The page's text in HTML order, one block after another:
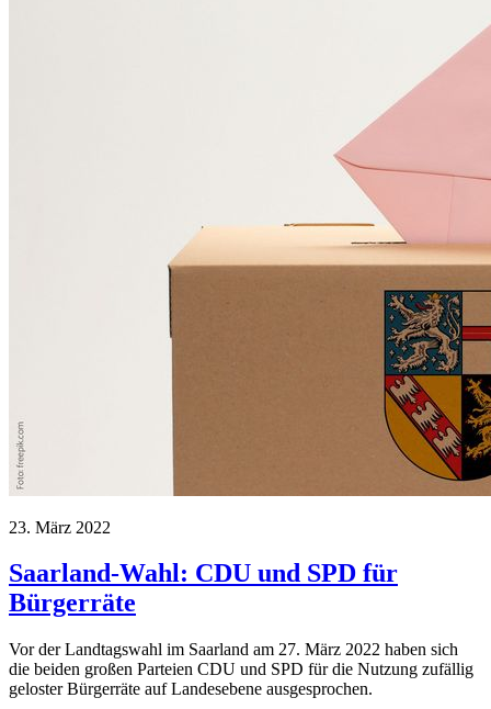
23. März 2022
Saarland-Wahl: CDU und SPD für
Bürgerräte
Vor der Landtagswahl im Saarland am 27. März 2022 haben sich
die beiden großen Parteien CDU und SPD für die Nutzung zufällig
geloster Bürgerräte auf Landesebene ausgesprochen.